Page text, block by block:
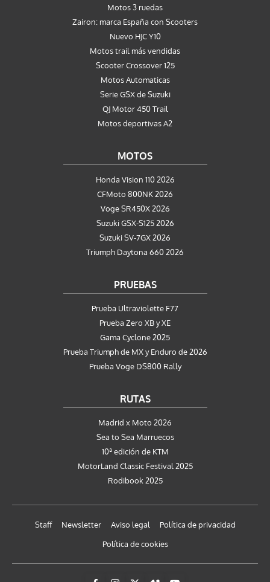
Motos 3 ruedas
Zairon: marca España con Scooters
Nuevo HJC Y10
Motos trail más vendidas
Scooter Crossover 125
Motos Automaticas
Serie GSX de Suzuki
QJ Motor 450 Trail
Motos deportivas A2
MOTOS
Honda Vision 110 2026
CFMoto 800NK 2026
Voge SR450X 2026
Suzuki GSX-S125 2026
Suzuki SV-7GX 2026
Triumph Daytona 660 2026
PRUEBAS
Prueba Ultraviolette F77
Prueba Zero XB y XE
Gama Cyclone 2025
Prueba Triumph de MX y Enduro de 2026
Prueba Voge DS800 Rally
RUTAS
Madrid x Moto 2026
Sea to Sea Marruecos
10ª edición de KTM
MotorLand Classic Festival 2025
Rodibook 2025
Staff Newsletter Aviso legal
Política de privacidad
Política de cookies